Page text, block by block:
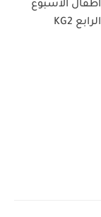
اطفال الاسبوع
الرابع KG2